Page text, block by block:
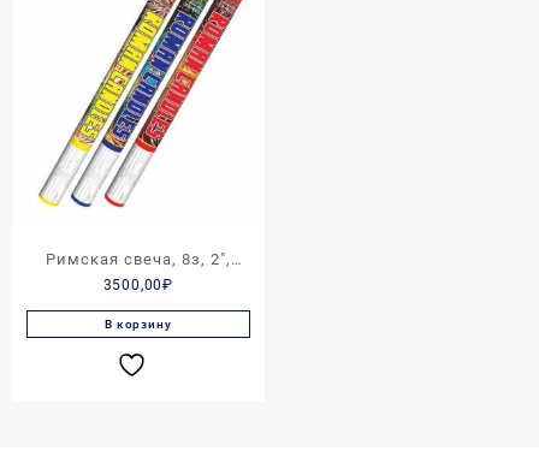
Римская свеча, 8з, 2″,
ROMAN CANDLE
3500,00₽
В корзину